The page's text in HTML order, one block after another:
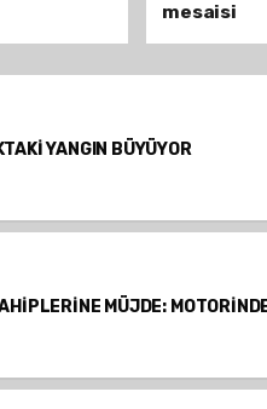
mesaisi
YANGIN BÜYÜYOR
MÜJDE: